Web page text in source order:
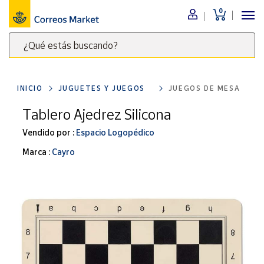
0
¿Qué estás buscando?
clave
para
buscar
productos
Menú
Nuestro
catálogo
Alimentación
Bebidas
Ocio y cultura
Juguetes y
Merchandising
y regalos
Tienda de
Correos
INICIO JUGUETES Y JUEGOS JUEGOS DE MESA
Tablero Ajedrez Silicona
Vendido por : Espacio Logopédico
Marca : Cayro